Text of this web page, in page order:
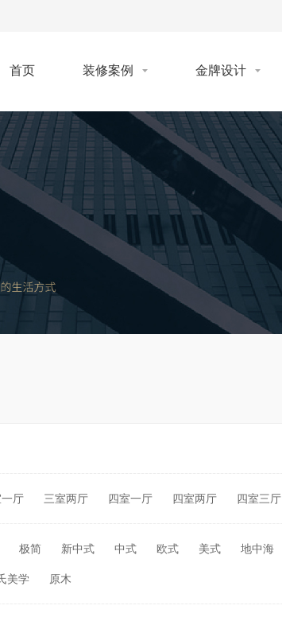
首页 装修案例 金牌设计
厅 三室两厅 四室一厅 四室两厅 四室三厅
极简 新中式 中式 欧式 美式 地中海
美学 原木